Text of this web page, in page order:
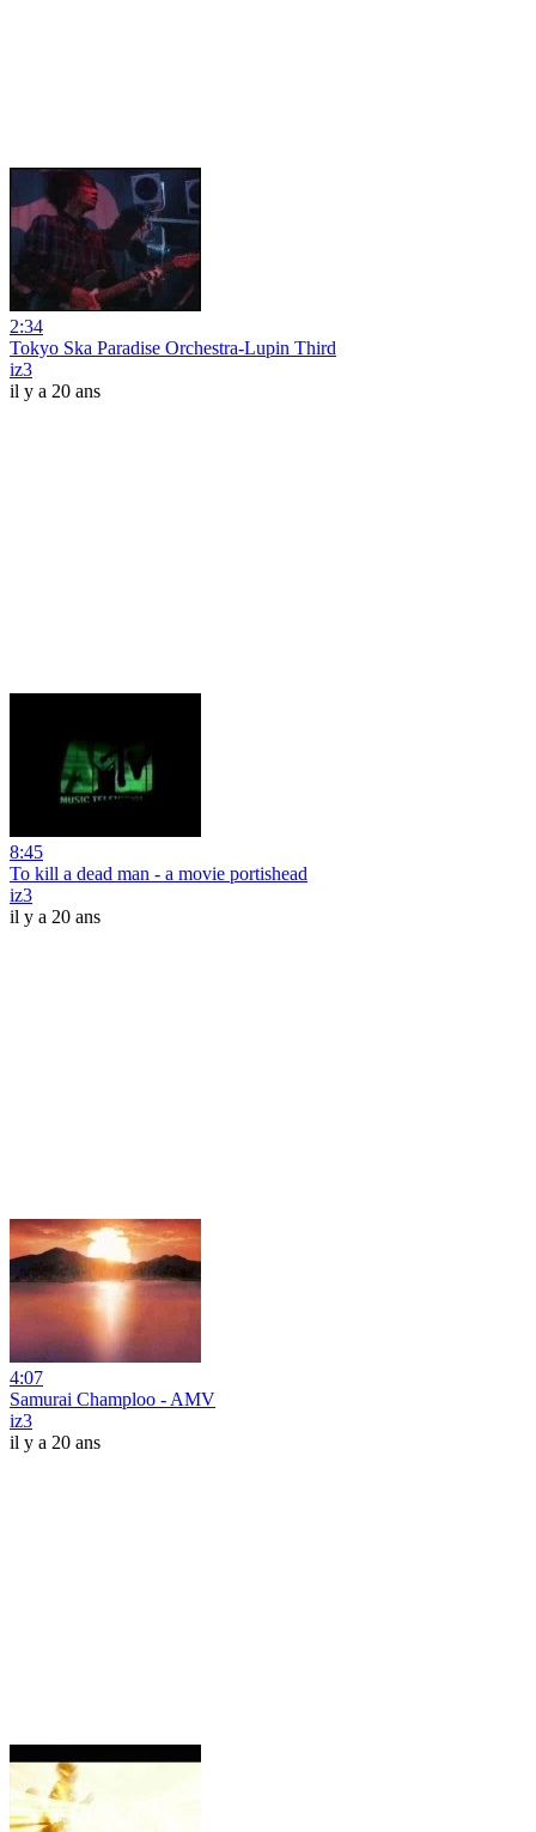
2:34
Tokyo Ska Paradise Orchestra-Lupin Third
iz3
il y a 20 ans
8:45
To kill a dead man - a movie portishead
iz3
il y a 20 ans
4:07
Samurai Champloo - AMV
iz3
il y a 20 ans